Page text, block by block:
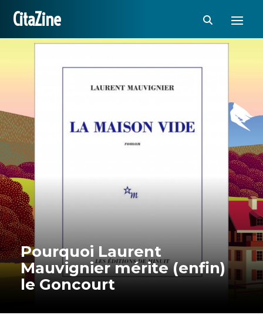
CitaZine
Pourquoi Laurent
Mauvignier mérite (enfin)
le Goncourt